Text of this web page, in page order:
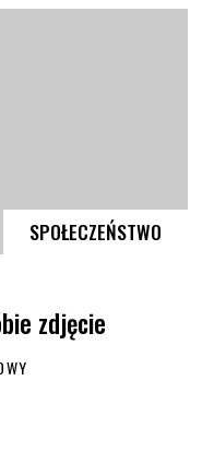
SPOŁECZEŃSTWO
zdjęcie